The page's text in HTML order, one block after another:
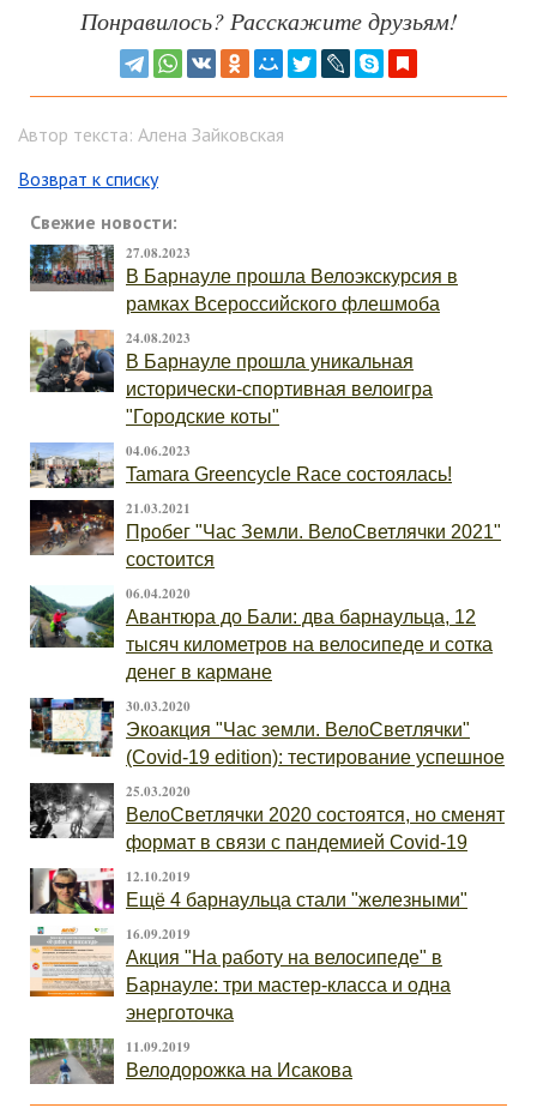
Понравилось? Расскажите друзьям!
Автор текста: Алена Зайковская
Возврат к списку
Свежие новости:
27.08.2023
В Барнауле прошла Велоэкскурсия в
рамках Всероссийского флешмоба
24.08.2023
В Барнауле прошла уникальная
исторически-спортивная велоигра
"Городские коты"
04.06.2023
Tamara Greencycle Race состоялась!
21.03.2021
Пробег "Час Земли. ВелоСветлячки 2021"
состоится
06.04.2020
Авантюра до Бали: два барнаульца, 12
тысяч километров на велосипеде и сотка
денег в кармане
30.03.2020
Экоакция "Час земли. ВелоСветлячки"
(Covid-19 edition): тестирование успешное
25.03.2020
ВелоСветлячки 2020 состоятся, но сменят
формат в связи с пандемией Covid-19
12.10.2019
Ещё 4 барнаульца стали "железными"
16.09.2019
Акция "На работу на велосипеде" в
Барнауле: три мастер-класса и одна
энерготочка
11.09.2019
Велодорожка на Исакова